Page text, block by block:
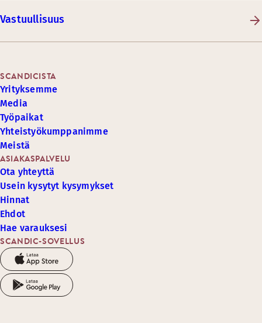
Vastuullisuus
SCANDIC-SOVELLUS
ASIAKASPALVELU
Ota yhteyttä
Usein kysytyt kysymykset
Hinnat
Ehdot
Hae varauksesi
SCANDICISTA
Yrityksemme
Media
Työpaikat
Yhteistyökumppanimme
Meistä